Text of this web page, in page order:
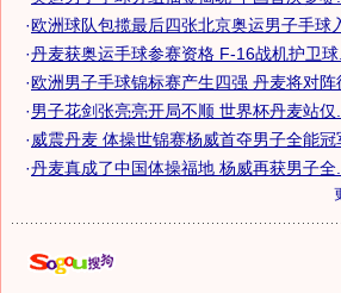
·欧洲球队包揽最后四张北京奥运男子手球
·丹麦获奥运手球参赛资格 F-16战机护卫球
·欧洲男子手球锦标赛产生四强 丹麦将对阵
·男子花剑张亮亮开局不顺 世界杯丹麦站仅...
· 威震丹麦 体操世锦赛杨威首夺男子全能冠
·丹麦真成了中国体操福地 杨威再获男子全...